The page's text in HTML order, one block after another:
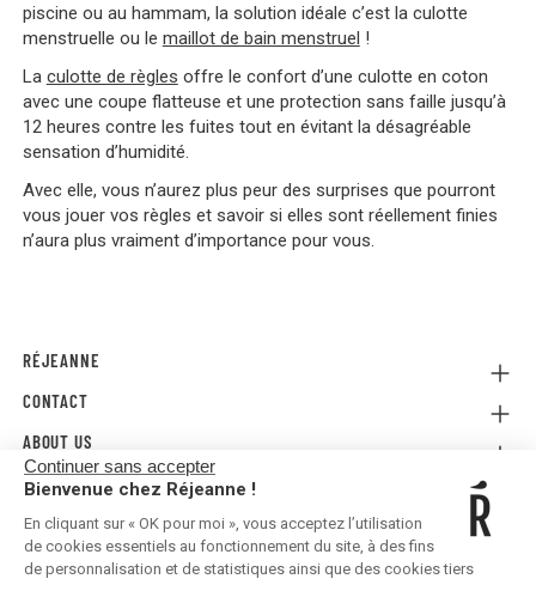
Continuer sans accepter
Bienvenue chez Réjeanne !
En cliquant sur « OK pour moi », vous acceptez l’utilisation
de cookies essentiels au fonctionnement du site, à des fins
de personnalisation et de statistiques ainsi que des cookies tiers
piscine ou au hammam, la solution idéale c’est la culotte
menstruelle ou le maillot de bain menstruel !
La culotte de règles offre le confort d’une culotte en coton
avec une coupe flatteuse et une protection sans faille jusqu’à
12 heures contre les fuites tout en évitant la désagréable
sensation d’humidité.
Avec elle, vous n’aurez plus peur des surprises que pourront
vous jouer vos règles et savoir si elles sont réellement finies
n’aura plus vraiment d’importance pour vous.
RÉJEANNE
Referral
FAQ
E-gift card
CONTACT
Contact us
Press
ABOUT US
Legal Conditions & Terms and Conditions
Shipping & Returns